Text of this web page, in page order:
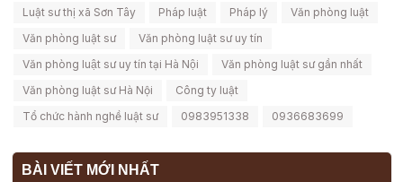
Luật sư thị xã Sơn Tây
Pháp luật Pháp lý
Văn phòng luật
Văn phòng luật sư
Văn phòng luật sư uy tín
Văn phòng luật sư uy tín tại Hà Nội
Văn phòng luật sư gần nhất
Văn phòng luật sư Hà Nội
Công ty luật
Tổ chức hành nghề luật sư
0983951338 0936683699
BÀI VIẾT MỚI NHẤT